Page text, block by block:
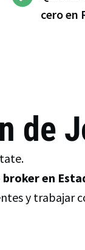
cero en
de
broker en
y trabajar